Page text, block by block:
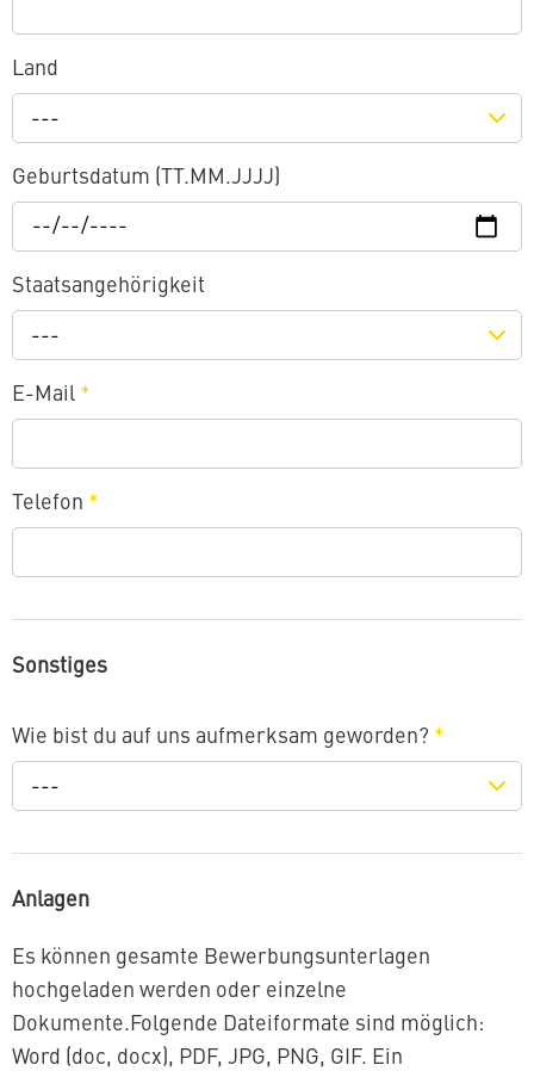
Land
---
Geburtsdatum (TT.MM.JJJJ)
Staatsangehörigkeit
---
E-Mail *
Telefon *
Sonstiges
Wie bist du auf uns aufmerksam geworden? *
---
Anlagen
Es können gesamte Bewerbungsunterlagen
hochgeladen werden oder einzelne
Dokumente.Folgende Dateiformate sind möglich:
Word (doc, docx), PDF, JPG, PNG, GIF. Ein